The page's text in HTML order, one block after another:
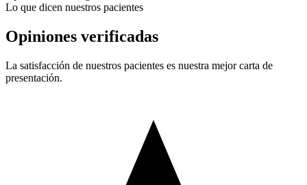
Lo que dicen nuestros pacientes
Opiniones verificadas
La satisfacción de nuestros pacientes es nuestra mejor carta de
presentación.